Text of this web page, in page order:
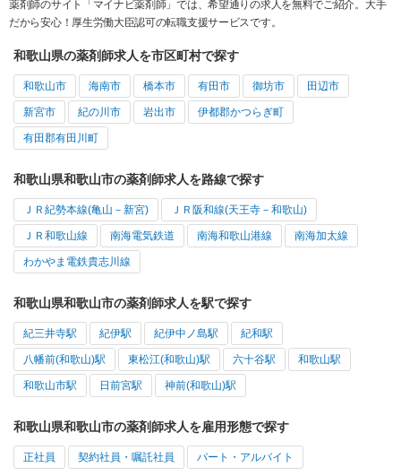
薬剤師のサイト「マイナビ薬剤師」では、希望通りの求人を無料でご紹介。大手
だから安心！厚生労働大臣認可の転職支援サービスです。
和歌山県の薬剤師求人を市区町村で探す
和歌山市 海南市 橋本市 有田市 御坊市 田辺市
新宮市 紀の川市 岩出市 伊都郡かつらぎ町
有田郡有田川町
和歌山県和歌山市の薬剤師求人を路線で探す
ＪＲ紀勢本線(亀山－新宮) ＪＲ阪和線(天王寺－和歌山)
ＪＲ和歌山線 南海電気鉄道 南海和歌山港線 南海加太線
わかやま電鉄貴志川線
和歌山県和歌山市の薬剤師求人を駅で探す
紀三井寺駅 紀伊駅 紀伊中ノ島駅 紀和駅
八幡前(和歌山)駅 東松江(和歌山)駅 六十谷駅 和歌山駅
和歌山市駅 日前宮駅 神前(和歌山)駅
和歌山県和歌山市の薬剤師求人を雇用形態で探す
正社員 契約社員・嘱託社員 パート・アルバイト